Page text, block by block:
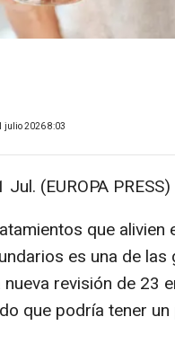
julio 2026 8:03
Jul. (EUROPA
que
es una de
nueva revisión de 23
que podría tener